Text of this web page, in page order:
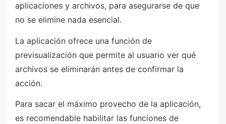
aplicaciones y archivos, para asegurarse de que
no se elimine nada esencial.
La aplicación ofrece una función de
previsualización que permite al usuario ver qué
archivos se eliminarán antes de confirmar la
acción.
Para sacar el máximo provecho de la aplicación,
es recomendable habilitar las funciones de